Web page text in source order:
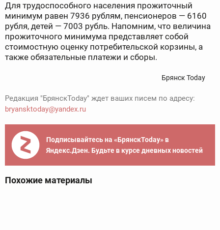
Для трудоспособного населения прожиточный
минимум равен 7936 рублям, пенсионеров — 6160
рубля, детей — 7003 рубль. Напомним, что величина
прожиточного минимума представляет собой
стоимостную оценку потребительской корзины, а
также обязательные платежи и сборы.
Брянск Today
Редакция "БрянскToday" ждет ваших писем по адресу:
bryansktoday@yandex.ru
Подписывайтесь на «БрянскToday» в
Яндекс.Дзен. Будьте в курсе дневных новостей
Похожие материалы